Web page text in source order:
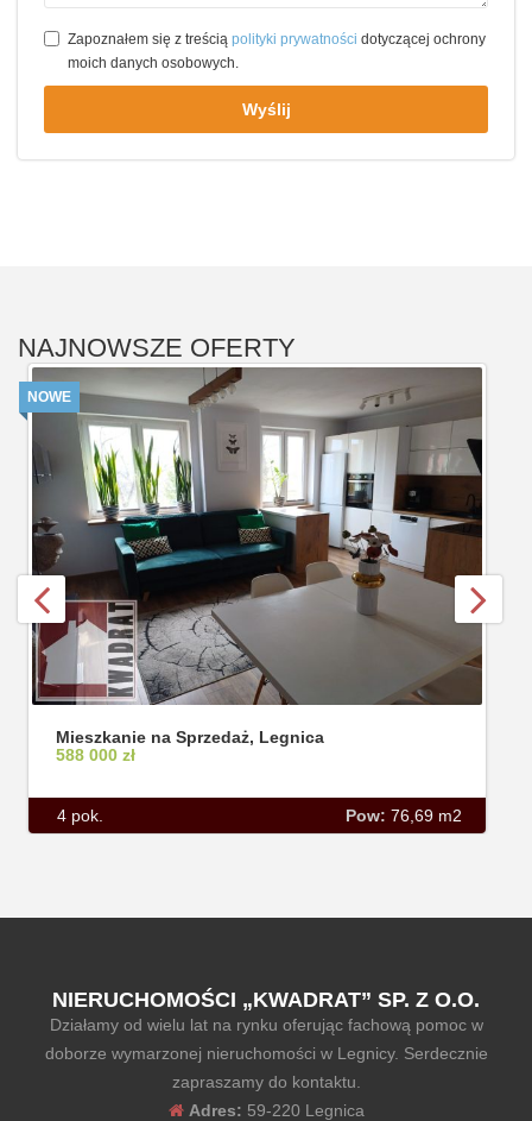
Zapoznałem się z treścią polityki prywatności dotyczącej ochrony
moich danych osobowych.
Wyślij
NAJNOWSZE OFERTY
NOWE
Mieszkanie na Sprzedaż, Legnica
588 000 zł
4 pok. Pow: 76,69 m2
NIERUCHOMOŚCI „KWADRAT” SP. Z O.O.
Działamy od wielu lat na rynku oferując fachową pomoc w
doborze wymarzonej nieruchomości w Legnicy. Serdecznie
zapraszamy do kontaktu.
Adres: 59-220 Legnica